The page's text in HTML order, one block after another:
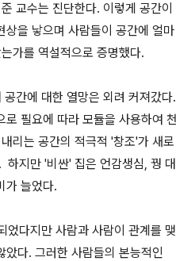
교수는 진단한다. 이렇게 공간이
상을 낳으며 사람들이 공간에 얼마
가를 역설적으로 증명했다.
간에 대한 열망은 외려 커져갔다.
로 필요에 따라 모듈을 사용하여 천
리는 공간의 적극적 '창조'가 새로
하지만 '비싼' 집은 언감생심, 꿩 대
가 늘었다.
었다지만 사람과 사람이 관계를 맺
다. 그러한 사람들의 본능적인